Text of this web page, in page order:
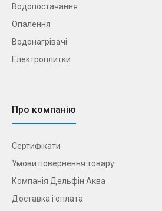
Водопостачання
Опалення
Водонагрівачі
Електроплитки
Про компанію
Сертифікати
Умови повернення товару
Компанія Дельфін Аква
Доставка і оплата